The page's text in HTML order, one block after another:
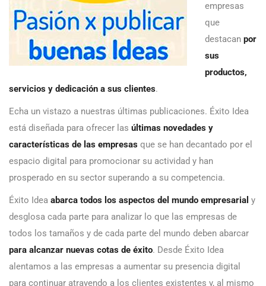
empresas
que
destacan por
sus
productos,
servicios y dedicación a sus clientes.
Echa un vistazo a nuestras últimas publicaciones. Éxito Idea
está diseñada para ofrecer las últimas novedades y
características de las empresas que se han decantado por el
espacio digital para promocionar su actividad y han
prosperado en su sector superando a su competencia.
Éxito Idea abarca todos los aspectos del mundo empresarial y
desglosa cada parte para analizar lo que las empresas de
todos los tamaños y de cada parte del mundo deben abarcar
para alcanzar nuevas cotas de éxito. Desde Éxito Idea
alentamos a las empresas a aumentar su presencia digital
para continuar atrayendo a los clientes existentes y, al mismo